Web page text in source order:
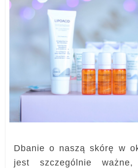
Dbanie o naszą skórę w
jest szczególnie